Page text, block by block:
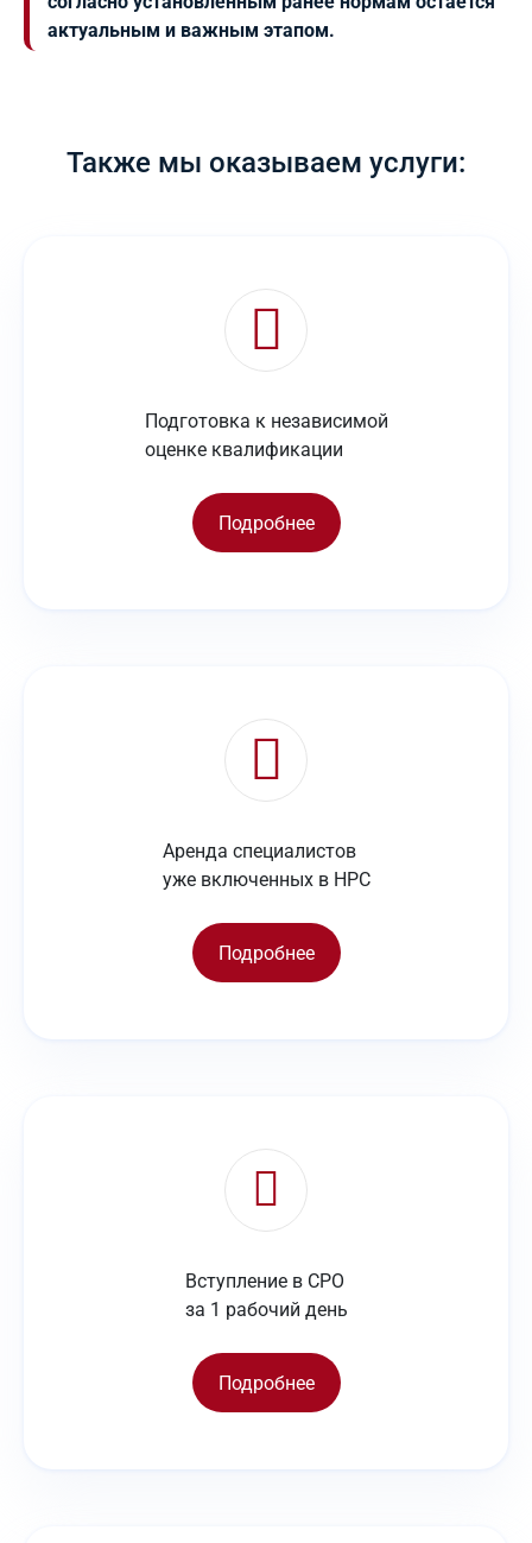
актуальным и важным этапом.
Также мы оказываем услуги:
Подготовка к независимой
оценке квалификации
Подробнее
Аренда специалистов
уже включенных в НРС
Подробнее
Вступление в СРО
за 1 рабочий день
Подробнее